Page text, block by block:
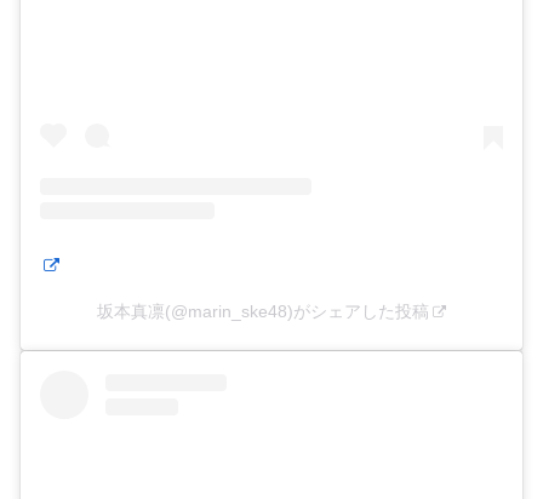
坂本真凛(@marin_ske48)がシェアした投稿